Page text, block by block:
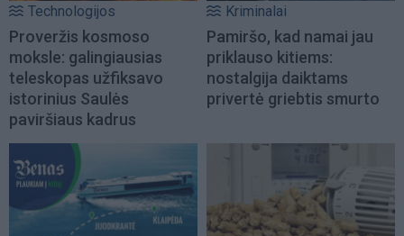
Technologijos
Proveržis kosmoso
moksle: galingiausias
teleskopas užfiksavo
istorinius Saulės
paviršiaus kadrus
Kriminalai
Pamiršo, kad namai jau
priklauso kitiems:
nostalgija daiktams
privertė griebtis smurto